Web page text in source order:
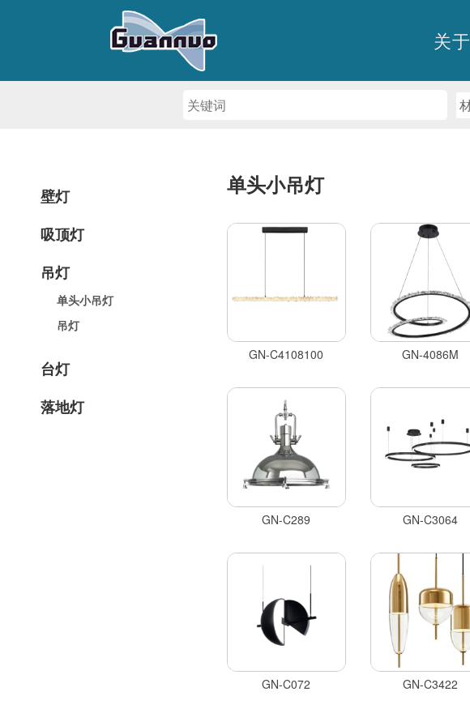
关于
壁灯
吸顶灯
吊灯
单头小吊灯
吊灯
台灯
落地灯
单头小吊灯
GN-C4108100 GN-4086M
GN-C289 GN-C3064
GN-C072 GN-C3422